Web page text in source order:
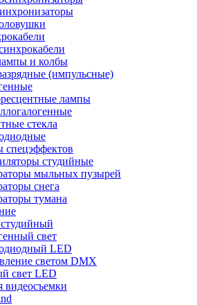
и колбы
(импульсные)
лампы
стекла
спецэффектов
студийные
мыльных пузырей
снега
тумана
свет
LED
светом DMX
свет LED
видеосъемки